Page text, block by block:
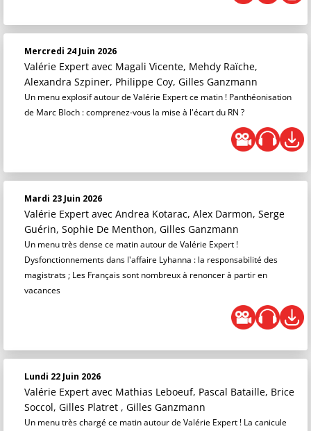
Mercredi 24 Juin 2026
Valérie Expert avec Magali Vicente, Mehdy Raïche,
Alexandra Szpiner, Philippe Coy, Gilles Ganzmann
Un menu explosif autour de Valérie Expert ce matin ! Panthéonisation
de Marc Bloch : comprenez-vous la mise à l'écart du RN ?
Mardi 23 Juin 2026
Valérie Expert avec Andrea Kotarac, Alex Darmon, Serge
Guérin, Sophie De Menthon, Gilles Ganzmann
Un menu très dense ce matin autour de Valérie Expert !
Dysfonctionnements dans l'affaire Lyhanna : la responsabilité des
magistrats ; Les Français sont nombreux à renoncer à partir en
vacances
Lundi 22 Juin 2026
Valérie Expert avec Mathias Leboeuf, Pascal Bataille, Brice
Soccol, Gilles Platret , Gilles Ganzmann
Un menu très chargé ce matin autour de Valérie Expert ! La canicule